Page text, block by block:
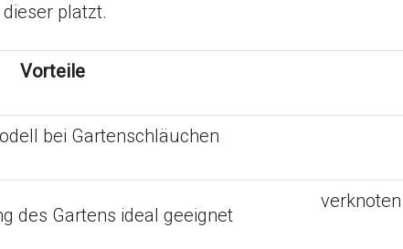
platzt.
Vorteile
bei Gartenschläuchen
des Gartens ideal geeignet